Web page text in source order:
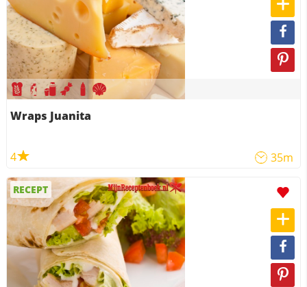
Wraps Juanita
4 35m
RECEPT